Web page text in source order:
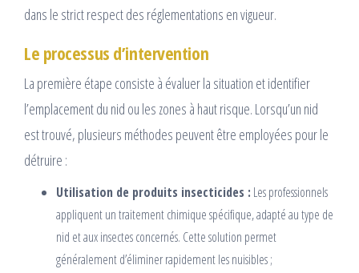
dans le strict respect des réglementations en vigueur.
Le processus d’intervention
La première étape consiste à évaluer la situation et identifier
l’emplacement du nid ou les zones à haut risque. Lorsqu’un nid
est trouvé, plusieurs méthodes peuvent être employées pour le
détruire :
Utilisation de produits insecticides : Les professionnels
appliquent un traitement chimique spécifique, adapté au type de
nid et aux insectes concernés. Cette solution permet
généralement d’éliminer rapidement les nuisibles ;